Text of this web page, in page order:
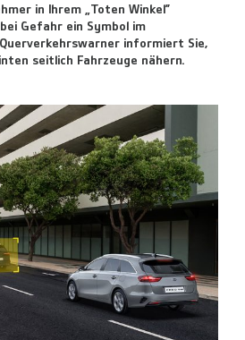
in Ihrem „Toten Winkel”
Gefahr ein Symbol im
informiert Sie,
seitlich Fahrzeuge nähern.